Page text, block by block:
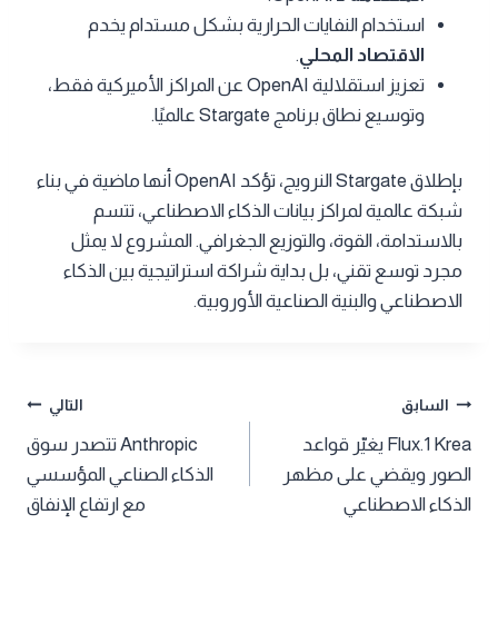
استخدام النفايات الحرارية بشكل مستدام يخدم
الاقتصاد المحلي.
تعزيز استقلالية OpenAI عن المراكز الأميركية فقط،
وتوسيع نطاق برنامج Stargate عالميًا.
بإطلاق Stargate النرويج، تؤكد OpenAI أنها ماضية في بناء
شبكة عالمية لمراكز بيانات الذكاء الاصطناعي، تتسم
بالاستدامة، القوة، والتوزيع الجغرافي. المشروع لا يمثل
مجرد توسع تقني، بل بداية شراكة استراتيجية بين الذكاء
الاصطناعي والبنية الصناعية الأوروبية.
تصفّح
المقالات
السابق
Flux.1 Krea يغيّر قواعد
الصور ويقضي على مظهر
الذكاء الاصطناعي
التالي
Anthropic تتصدر سوق
الذكاء الصناعي المؤسسي
مع ارتفاع الإنفاق